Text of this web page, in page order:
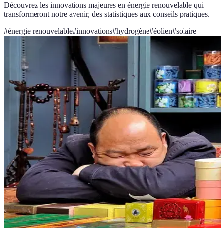
Découvrez les innovations majeures en énergie renouvelable qui
transformeront notre avenir, des statistiques aux conseils pratiques.
#énergie renouvelable#innovations#hydrogène#éolien#solaire